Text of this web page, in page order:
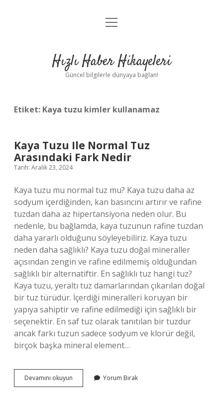
Anasayfa
Yasal Uyarı
menüyü
Hızlı Haber Hikayeleri
Güncel bilgilerle dünyaya bağlan!
Etiket: Kaya tuzu kimler kullanamaz
Kaya Tuzu Ile Normal Tuz
Arasındaki Fark Nedir
Tarih: Aralık 23, 2024
Kaya tuzu mu normal tuz mu? Kaya tuzu daha az
sodyum içerdiğinden, kan basıncını artırır ve rafine
tuzdan daha az hipertansiyona neden olur. Bu
nedenle, bu bağlamda, kaya tuzunun rafine tuzdan
daha yararlı olduğunu söyleyebiliriz. Kaya tuzu
neden daha sağlıklı? Kaya tuzu doğal mineraller
açısından zengin ve rafine edilmemiş olduğundan
sağlıklı bir alternatiftir. En sağlıklı tuz hangi tuz?
Kaya tuzu, yeraltı tuz damarlarından çıkarılan doğal
bir tuz türüdür. İçerdiği mineralleri koruyan bir
yapıya sahiptir ve rafine edilmediği için sağlıklı bir
seçenektir. En saf tuz olarak tanıtılan bir tuzdur
ancak farkı tuzun sadece sodyum ve klorür değil,
birçok başka mineral element…
Devamını okuyun
Tuzu
Yorum Bırak